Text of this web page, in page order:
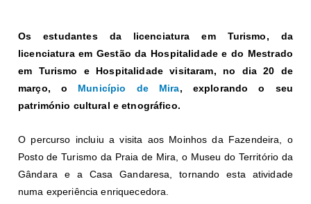
Os estudantes da licenciatura em Turismo, da
licenciatura em Gestão da Hospitalidade e do Mestrado
em Turismo e Hospitalidade visitaram, no dia 20 de
março, o Município de Mira, explorando o seu
património cultural e etnográfico.
O percurso incluiu a visita aos Moinhos da Fazendeira, o
Posto de Turismo da Praia de Mira, o Museu do Território da
Gândara e a Casa Gandaresa, tornando esta atividade
numa experiência enriquecedora.